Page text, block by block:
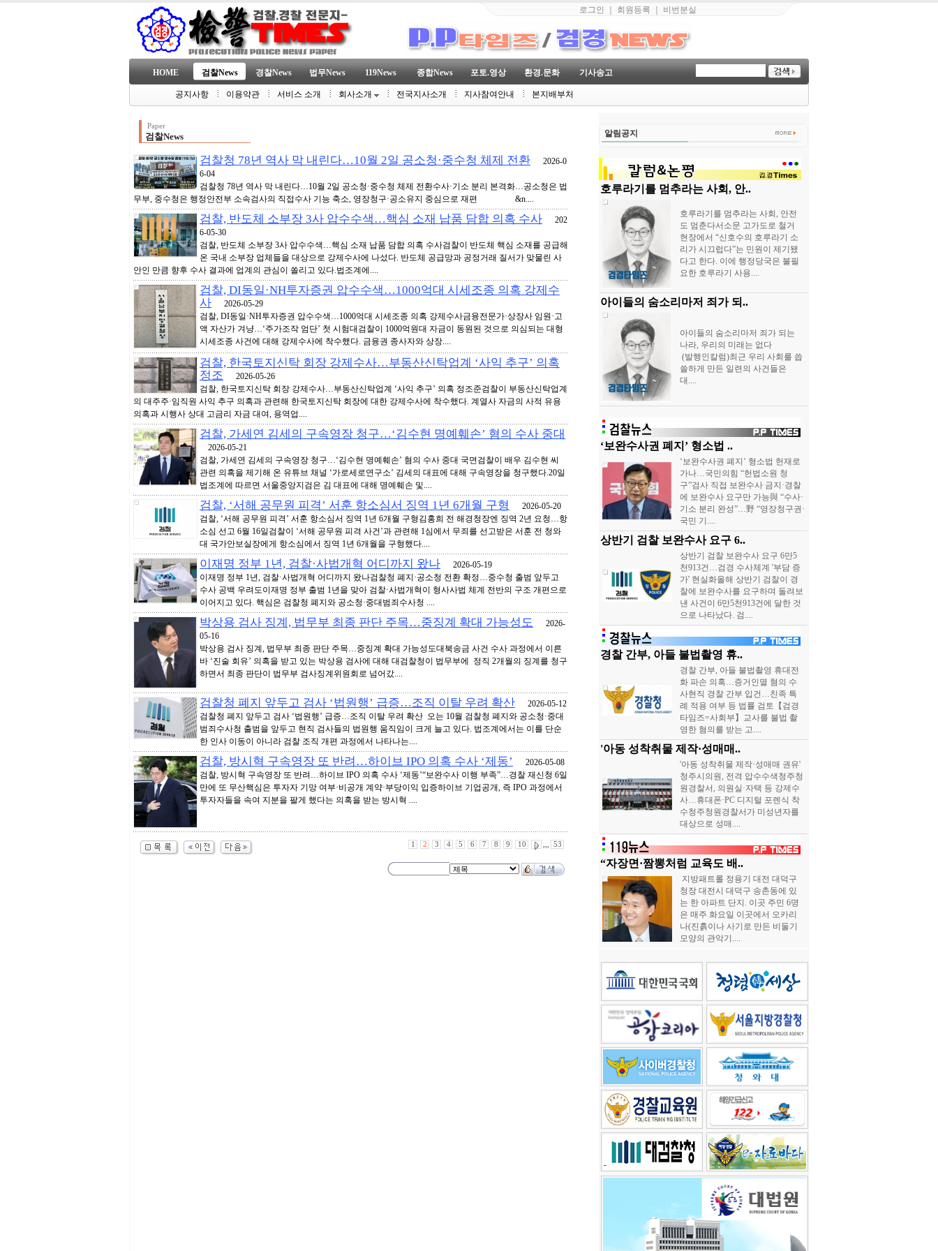
로그인 회원등록 비번분실
HOME 검찰News 경찰News 법무News 119News 종합News 포토.영상 환경.문화 기사송고
공지사항 이용약관 서비스 소개 회사소개 전국지사소개 지사참여안내 본지배부처
Paper
검찰News
검찰청 78년 역사 막 내린다…10월 2일 공소청·중수청 체제 전환 2026-0
6-04
검찰청 78년 역사 막 내린다…10월 2일 공소청·중수청 체제 전환수사·기소 분리 본격화…공소청은 법
무부, 중수청은 행정안전부 소속검사의 직접수사 기능 축소, 영장청구·공소유지 중심으로 재편 &n....
검찰, 반도체 소부장 3사 압수수색…핵심 소재 납품 담합 의혹 수사 202
6-05-30
검찰, 반도체 소부장 3사 압수수색…핵심 소재 납품 담합 의혹 수사검찰이 반도체 핵심 소재를 공급해
온 국내 소부장 업체들을 대상으로 강제수사에 나섰다. 반도체 공급망과 공정거래 질서가 맞물린 사
안인 만큼 향후 수사 결과에 업계의 관심이 쏠리고 있다.법조계에....
검찰, DI동일·NH투자증권 압수수색…1000억대 시세조종 의혹 강제수
사 2026-05-29
검찰, DI동일·NH투자증권 압수수색…1000억대 시세조종 의혹 강제수사금융전문가·상장사 임원·고
액 자산가 겨냥…‘주가조작 엄단’ 첫 시험대검찰이 1000억원대 자금이 동원된 것으로 의심되는 대형
시세조종 사건에 대해 강제수사에 착수했다. 금융권 종사자와 상장....
검찰, 한국토지신탁 회장 강제수사…부동산신탁업계 ‘사익 추구’ 의혹
정조 2026-05-26
검찰, 한국토지신탁 회장 강제수사…부동산신탁업계 ‘사익 추구’ 의혹 정조준검찰이 부동산신탁업계
의 대주주·임직원 사익 추구 의혹과 관련해 한국토지신탁 회장에 대한 강제수사에 착수했다. 계열사 자금의 사적 유용
의혹과 시행사 상대 고금리 자금 대여, 용역업....
검찰, 가세연 김세의 구속영장 청구…‘김수현 명예훼손’ 혐의 수사 중대
2026-05-21
검찰, 가세연 김세의 구속영장 청구…‘김수현 명예훼손’ 혐의 수사 중대 국면검찰이 배우 김수현 씨
관련 의혹을 제기해 온 유튜브 채널 ‘가로세로연구소’ 김세의 대표에 대해 구속영장을 청구했다.20일
법조계에 따르면 서울중앙지검은 김 대표에 대해 명예훼손 및....
검찰, ‘서해 공무원 피격’ 서훈 항소심서 징역 1년 6개월 구형
2026-05-20
검찰, ‘서해 공무원 피격’ 서훈 항소심서 징역 1년 6개월 구형김홍희 전 해경청장엔 징역 2년 요청…항
소심 선고 6월 16일검찰이 ‘서해 공무원 피격 사건’과 관련해 1심에서 무죄를 선고받은 서훈 전 청와
대 국가안보실장에게 항소심에서 징역 1년 6개월을 구형했다....
이재명 정부 1년, 검찰·사법개혁 어디까지 왔나 2026-05-19
이재명 정부 1년, 검찰·사법개혁 어디까지 왔나검찰청 폐지·공소청 전환 확정…중수청 출범 앞두고
수사 공백 우려도이재명 정부 출범 1년을 맞아 검찰·사법개혁이 형사사법 체계 전반의 구조 개편으로
이어지고 있다. 핵심은 검찰청 폐지와 공소청·중대범죄수사청 ....
박상용 검사 징계, 법무부 최종 판단 주목…중징계 확대 가능성도 2026-
05-16
박상용 검사 징계, 법무부 최종 판단 주목…중징계 확대 가능성도대북송금 사건 수사 과정에서 이른
바 ‘진술 회유’ 의혹을 받고 있는 박상용 검사에 대해 대검찰청이 법무부에 정직 2개월의 징계를 청구
하면서 최종 판단이 법무부 검사징계위원회로 넘어갔....
검찰청 폐지 앞두고 검사 ‘법원행’ 급증…조직 이탈 우려 확산 2026-05-12
검찰청 폐지 앞두고 검사 ‘법원행’ 급증…조직 이탈 우려 확산 오는 10월 검찰청 폐지와 공소청·중대
범죄수사청 출범을 앞두고 현직 검사들의 법원행 움직임이 크게 늘고 있다. 법조계에서는 이를 단순
한 인사 이동이 아니라 검찰 조직 개편 과정에서 나타나는....
검찰, 방시혁 구속영장 또 반려…하이브 IPO 의혹 수사 ‘제동’
2026-05-08
검찰, 방시혁 구속영장 또 반려…하이브 IPO 의혹 수사 ‘제동’“보완수사 이행 부족”…경찰 재신청 6일
만에 또 무산핵심은 투자자 기망 여부·비공개 계약·부당이익 입증하이브 기업공개, 즉 IPO 과정에서
투자자들을 속여 지분을 팔게 했다는 의혹을 받는 방시혁 ....
1 2 3 4 5 6 7 8 9 10 ,,, 53
알림공지
호루라기를 멈추라는 사회, 안..
호루라기를 멈추라는 사회, 안전
도 멈춘다서소문 고가도로 철거
현장에서 “신호수의 호루라기 소
리가 시끄럽다”는 민원이 제기됐
다고 한다. 이에 행정당국은 불필
요한 호루라기 사용....
아이들의 숨소리마저 죄가 되..
아이들의 숨소리마저 죄가 되는
나라, 우리의 미래는 없다
(발행인칼럼)최근 우리 사회를 씁
쓸하게 만든 일련의 사건들은
대....
‘보완수사권 폐지’ 형소법 ..
‘보완수사권 폐지’ 형소법 헌재로
가나…국민의힘 “헌법소원 청
구”검사 직접 보완수사 금지·경찰
에 보완수사 요구만 가능與 “수사·
기소 분리 완성”…野 “영장청구권·
국민 기....
상반기 검찰 보완수사 요구 6..
상반기 검찰 보완수사 요구 6만5
천913건…검경 수사체계 '부담 증
가' 현실화올해 상반기 검찰이 경
찰에 보완수사를 요구하며 돌려보
낸 사건이 6만5천913건에 달한 것
으로 나타났다. 검....
경찰 간부, 아들 불법촬영 휴..
경찰 간부, 아들 불법촬영 휴대전
화 파손 의혹…증거인멸 혐의 수
사현직 경찰 간부 입건…친족 특
례 적용 여부 등 법률 검토【검경
타임즈=사회부】교사를 불법 촬
영한 혐의를 받는 고....
'아동 성착취물 제작·성매매..
'아동 성착취물 제작·성매매 권유'
청주시의원, 전격 압수수색청주청
원경찰서, 의원실·자택 등 강제수
사…휴대폰·PC 디지털 포렌식 착
수청주청원경찰서가 미성년자를
대상으로 성매....
“자장면·짬뽕처럼 교육도 배..
지방패트롤 정용기 대전 대덕구
청장 대전시 대덕구 송촌동에 있
는 한 아파트 단지. 이곳 주민 6명
은 매주 화요일 이곳에서 오카리
나(진흙이나 사기로 만든 비둘기
모양의 관악기....